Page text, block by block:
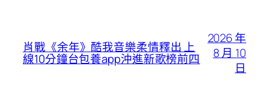
肖戰《余年》酷我音樂柔情釋出 上
線10分鐘台包養app沖進新歌榜前四
2026 年
8 月 10
日